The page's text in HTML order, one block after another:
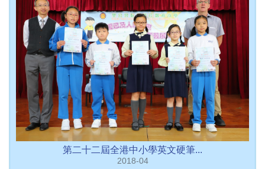
第二十二屆全港中小學英文硬筆...
2018-04